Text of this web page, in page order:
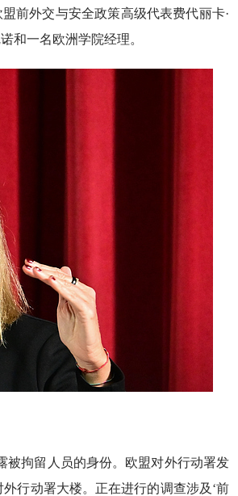
前外交与安全政策高级代表费代丽卡·
和一名欧洲学院经理。
被拘留人员的身份。欧盟对外行动署发
行动署大楼。正在进行的调查涉及‘前